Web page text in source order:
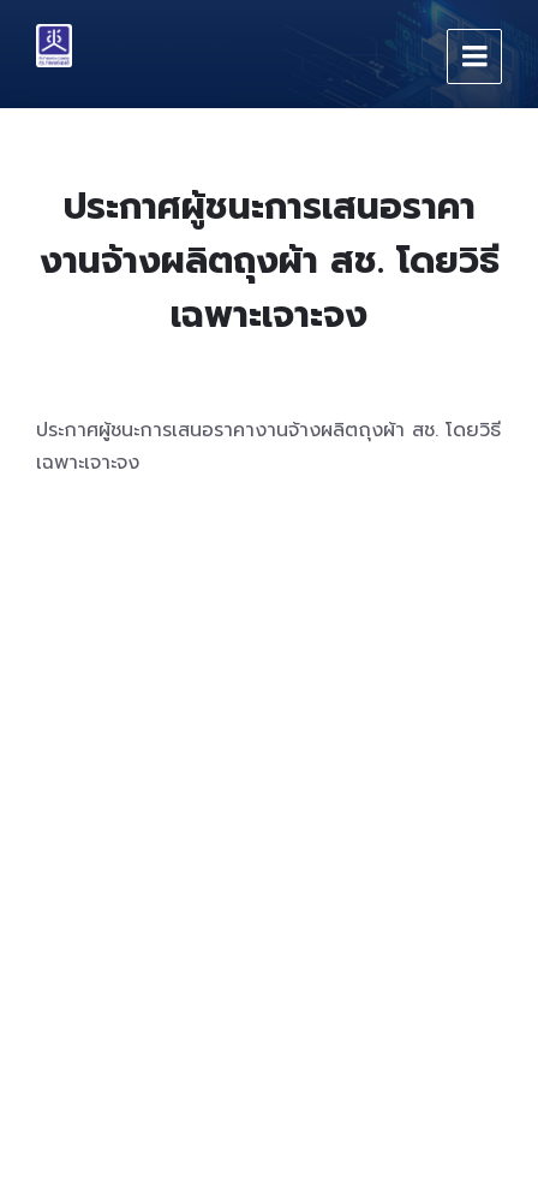
content
main
footer
ประกาศผู้ชนะการเสนอราคา
งานจ้างผลิตถุงผ้า สช. โดยวิธี
เฉพาะเจาะจง
ประกาศผู้ชนะการเสนอราคางานจ้างผลิตถุงผ้า สช. โดยวิธี
เฉพาะเจาะจง